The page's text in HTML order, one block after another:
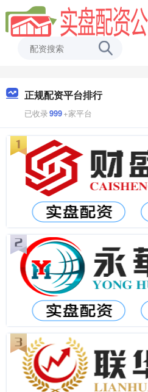
正规配资平台排行
已收录999+家平台